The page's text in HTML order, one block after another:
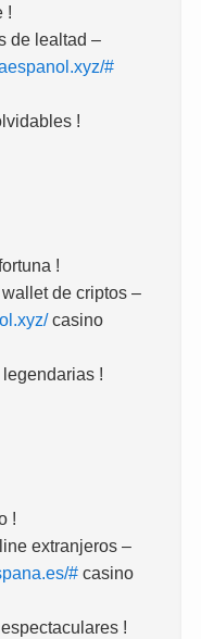
!
de lealtad –
#
!
!
de criptos –
casino
!
!
extranjeros –
# casino
!